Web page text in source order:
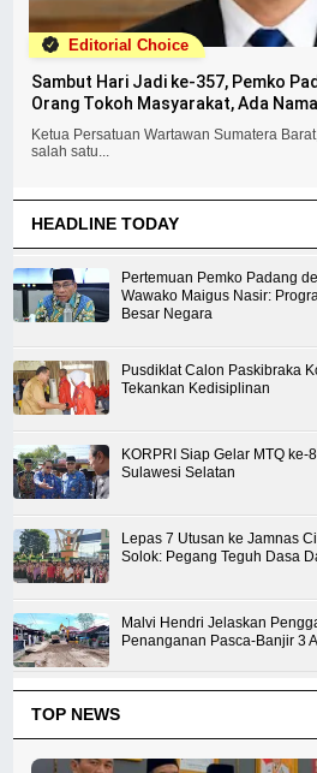
Editorial Choice
Sambut Hari Jadi ke-357, Pemko
Orang Tokoh Masyarakat, Ada
Ketua Persatuan Wartawan Sumatera
salah satu...
HEADLINE TODAY
Pertemuan Pemko Padang
Wawako Maigus Nasir:
Besar Negara
Pusdiklat Calon Paskibraka
Tekankan Kedisiplinan
KORPRI Siap Gelar MTQ
Sulawesi Selatan
Lepas 7 Utusan ke Jamnas
Solok: Pegang Teguh Dasa
Malvi Hendri Jelaskan
Penanganan Pasca-Banjir 3
TOP NEWS